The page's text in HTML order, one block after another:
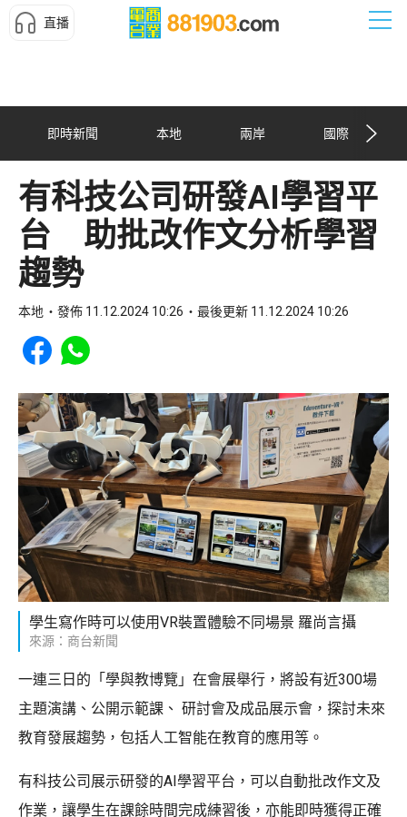
直播
即時新聞 本地 兩岸 國際
有科技公司研發AI學習平
台 助批改作文分析學習
趨勢
本地 發佈 11.12.2024 10:26 最後更新 11.12.2024 10:26
Share to Facebook
Share to WhatsApp
學生寫作時可以使用VR裝置體驗不同場景 羅尚言攝
來源：商台新聞
一連三日的「學與教博覽」在會展舉行，將設有近300場
主題演講、公開示範課、 研討會及成品展示會，探討未來
教育發展趨勢，包括人工智能在教育的應用等。
有科技公司展示研發的AI學習平台，可以自動批改作文及
作業，讓學生在課餘時間完成練習後，亦能即時獲得正確